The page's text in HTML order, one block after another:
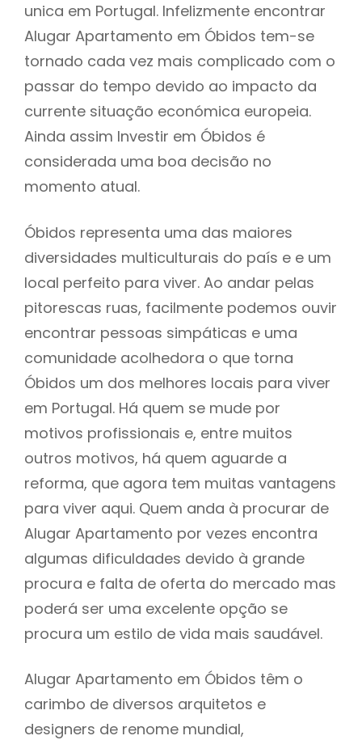
unica em Portugal. Infelizmente encontrar
Alugar Apartamento em Óbidos tem-se
tornado cada vez mais complicado com o
passar do tempo devido ao impacto da
currente situação económica europeia.
Ainda assim Investir em Óbidos é
considerada uma boa decisão no
momento atual.
Óbidos representa uma das maiores
diversidades multiculturais do país e e um
local perfeito para viver. Ao andar pelas
pitorescas ruas, facilmente podemos ouvir
encontrar pessoas simpáticas e uma
comunidade acolhedora o que torna
Óbidos um dos melhores locais para viver
em Portugal. Há quem se mude por
motivos profissionais e, entre muitos
outros motivos, há quem aguarde a
reforma, que agora tem muitas vantagens
para viver aqui. Quem anda à procurar de
Alugar Apartamento por vezes encontra
algumas dificuldades devido à grande
procura e falta de oferta do mercado mas
poderá ser uma excelente opção se
procura um estilo de vida mais saudável.
Alugar Apartamento em Óbidos têm o
carimbo de diversos arquitetos e
designers de renome mundial,